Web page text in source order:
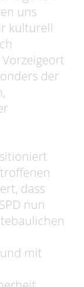
uns
kulturell
der
dass
nun
mit